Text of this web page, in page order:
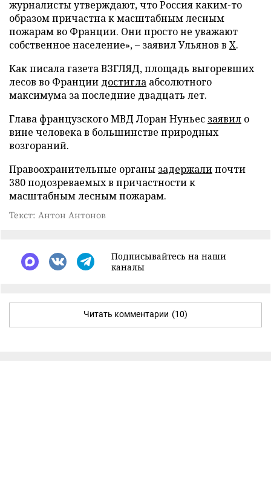
журналисты утверждают, что Россия каким-то
образом причастна к масштабным лесным
пожарам во Франции. Они просто не уважают
собственное население», – заявил Ульянов в X.
Как писала газета ВЗГЛЯД, площадь выгоревших
лесов во Франции достигла абсолютного
максимума за последние двадцать лет.
Глава французского МВД Лоран Нуньес заявил о
вине человека в большинстве природных
возгораний.
Правоохранительные органы задержалипочти
380 подозреваемых в причастности к
масштабным лесным пожарам.
Текст: Антон Антонов
Подписывайтесь на наши
каналы
Читать комментарии (10)